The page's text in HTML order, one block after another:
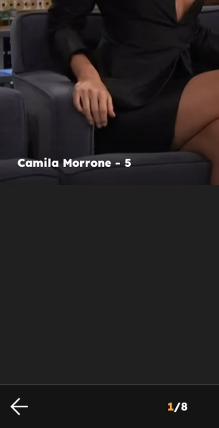
Camila Morrone - 5
1/8